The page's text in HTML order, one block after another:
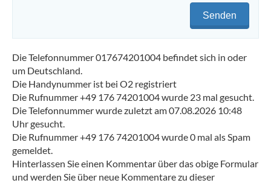
Senden
Die Telefonnummer 017674201004 befindet sich in oder
um Deutschland.
Die Handynummer ist bei O2 registriert
Die Rufnummer +49 176 74201004 wurde 23 mal gesucht.
Die Telefonnummer wurde zuletzt am 07.08.2026 10:48
Uhr gesucht.
Die Rufnummer +49 176 74201004 wurde 0 mal als Spam
gemeldet.
Hinterlassen Sie einen Kommentar über das obige Formular
und werden Sie über neue Kommentare zu dieser